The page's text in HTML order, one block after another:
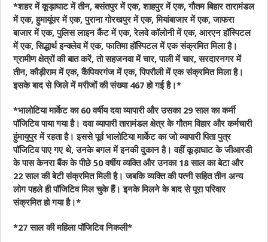
*शहर में कूड़ाघाट में तीन, बसंतपुर में एक, शाहपुर में एक, गौतम बिहार तारामंडल
में एक, हुमायूंपर में एक, पुराना गोरखपुर में एक, मियांबाजार में एक, जाफरा
बाजार में एक, पुलिस लाइन कैंट में एक, रेलवे कॉलोनी में एक, आरएन हॉस्पिटल
में एक, सिद्धार्थ इन्क्लेव में एक, फातिमा हॉस्पिटल में एक संक्रमित मिला है।
ग्रामीण क्षेत्रों की बात करें, तो सहजनवा में चार, पाली में चार, सरदारनगर में
तीन, कौड़ीराम में एक, कैंपियरगंज में एक, पिपरौली में एक संक्रमित मिला है।
इसके बाद से जिले में मरीजों की संख्या 467 हो गई है।*
*भालोटिया मार्केट का 60 वर्षीय दवा व्यापारी और उसका 29 साल का कर्मी
पॉजिटिव पाया गया है। ‌दवा व्यापारी तारामंडल क्षेत्र के गौतम विहार और कर्मचारी
हुंमायुपुर में रहता है। इससे पूर्व भालोटिया मार्केट का ‌जो व्यापारी पिता पुत्र
पॉजिटिव पाए गए थे, उनके बगल में इनकी दुकान है। वहीं कूड़ाघाट के जीआरडी
के पास केनरा बैंक के पीछे 50 वर्षीय व्यक्ति और उनका 18 साल का बेटा और
22 साल की बेटी संक्रमित मिली है। जबकि व्यक्ति की पत्नी सहित तीन अन्य
लोग पहले ही पॉ‌जिटिव मिल चुके हैं। इनके मिलने के बाद से पूरा परिवार
संक्रमित हो गया है।*
*27 साल की महिला पॉजिटिव निकली*